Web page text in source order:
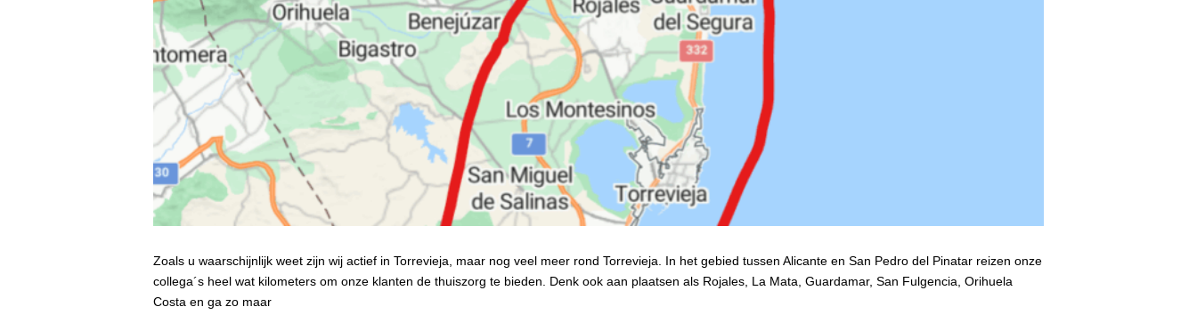
Zoals u waarschijnlijk weet zijn wij actief in Torrevieja, maar nog veel meer rond Torrevieja. In het gebied tussen Alicante en San Pedro del Pinatar reizen onze
collega´s heel wat kilometers om onze klanten de thuiszorg te bieden. Denk ook aan plaatsen als Rojales, La Mata, Guardamar, San Fulgencia, Orihuela
Costa en ga zo maar